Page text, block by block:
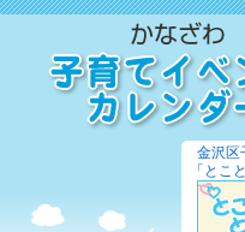
金沢区
「とこ